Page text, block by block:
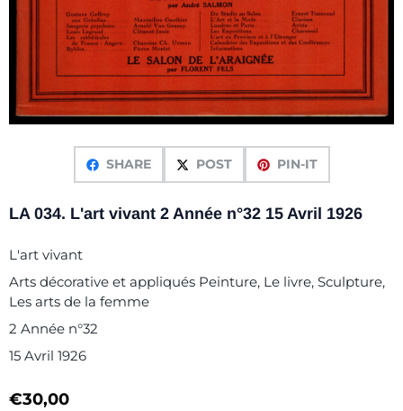
SHARE POST PIN-IT
LA 034. L'art vivant 2 Année n°32 15 Avril 1926
L'art vivant
Arts décorative et appliqués Peinture, Le livre, Sculpture,
Les arts de la femme
2 Année n°32
15 Avril 1926
€30,00